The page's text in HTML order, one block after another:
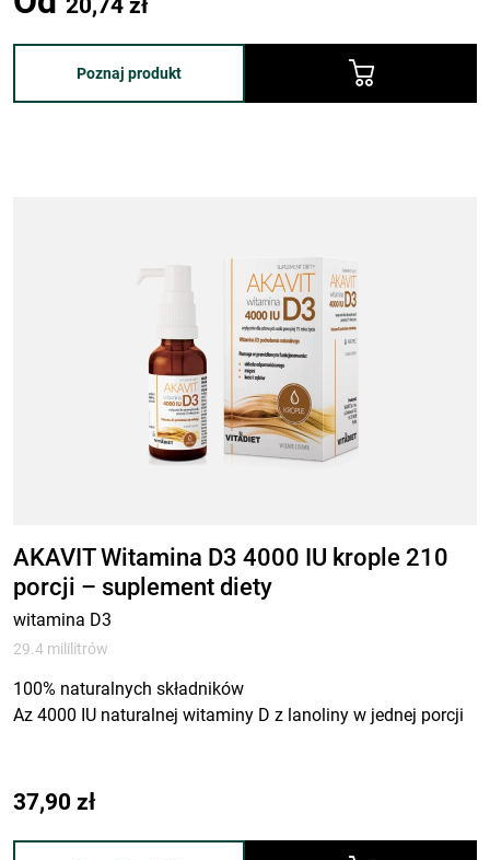
20,74 zł
Poznaj produkt
AKAVIT Witamina D3 4000 IU krople 210
porcji – suplement diety
witamina D3
29.4 mililitrów
100% naturalnych składników
Az 4000 IU naturalnej witaminy D z lanoliny w jednej porcji
37,90 zł